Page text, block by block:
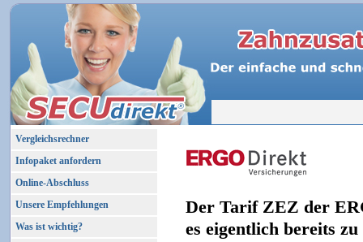
Vergleichsrechner
Infopaket anfordern
Online-Abschluss
Unsere Empfehlungen
Was ist wichtig?
Der Tarif ZEZ der
es eigentlich bereits